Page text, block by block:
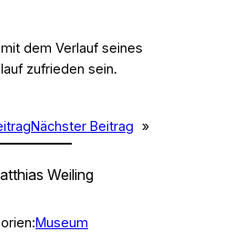
dem Verlauf seines
zufrieden sein.
Nächster Beitrag »
Weiling
Museum